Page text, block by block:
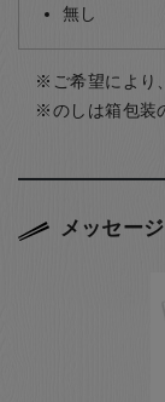
無し
ご希望により
のしは箱包装
メッセー